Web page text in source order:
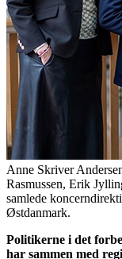
Anne Skriver
Rasmussen, Erik
samlede
Østdanmark.
Politikerne i det
har sammen med